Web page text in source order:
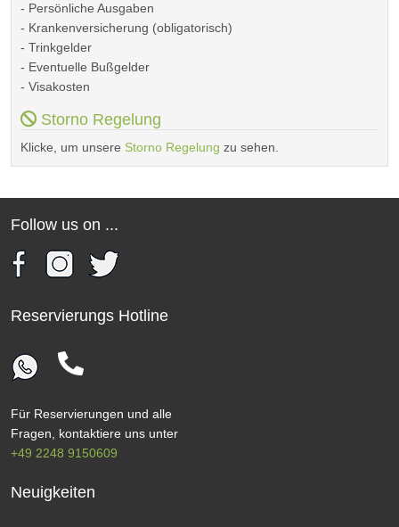
- Persönliche Ausgaben
- Krankenversicherung (obligatorisch)
- Trinkgelder
- Eventuelle Bußgelder
- Visakosten
Storno Regelung
Klicke, um unsere Storno Regelung zu sehen.
Follow us on ...
Reservierungs Hotline
Für Reservierungen und alle
Fragen, kontaktiere uns unter
+49 2248 9150609
Neuigkeiten